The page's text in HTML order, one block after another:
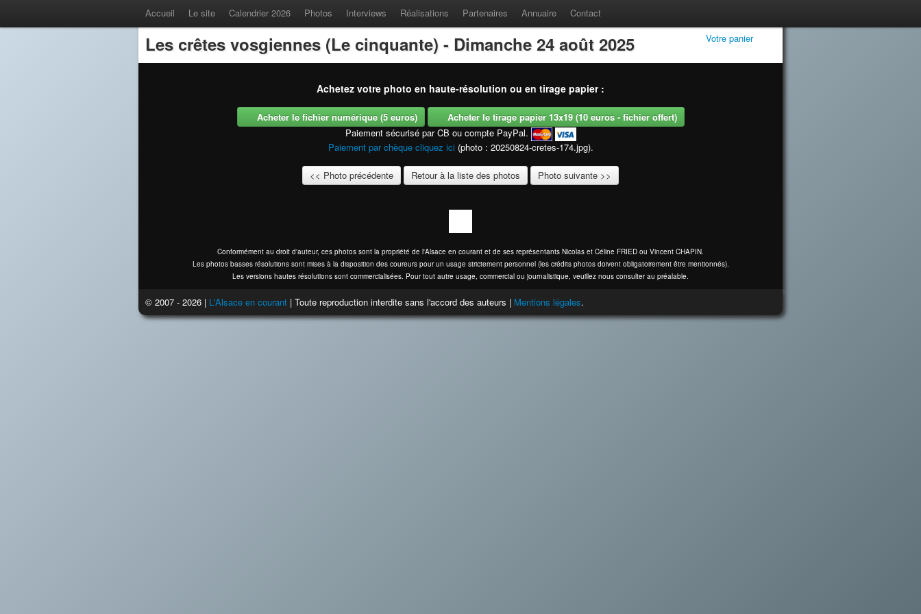
Accueil Le site Calendrier 2026 Photos Interviews Réalisations Partenaires Annuaire Contact
Les crêtes vosgiennes (Le cinquante) - Dimanche 24 août 2025 Votre panier
Achetez votre photo en haute-résolution ou en tirage papier :
Acheter le fichier numérique (5 euros)
Acheter le tirage papier 13x19 (10 euros - fichier offert)
Paiement sécurisé par CB ou compte PayPal.
Paiement par chèque cliquez ici (photo : 20250824-cretes-174.jpg).
<< Photo précédente Retour à la liste des photos Photo suivante >>
Conformément au droit d'auteur, ces photos sont la propriété de l'Alsace en courant et de ses représentants Nicolas et Céline FRIED ou Vincent CHAPIN.
Les photos basses résolutions sont mises à la disposition des coureurs pour un usage strictement personnel (les crédits photos doivent obligatoirement être mentionnés).
Les versions hautes résolutions sont commercialisées. Pour tout autre usage, commercial ou journalistique, veuillez nous consulter au préalable.
© 2007 - 2026 | L'Alsace en courant | Toute reproduction interdite sans l'accord des auteurs | Mentions légales.